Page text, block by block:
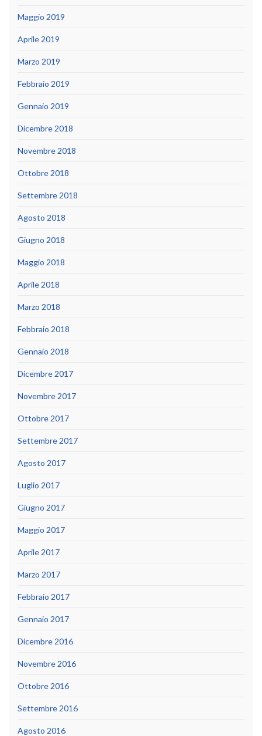
Maggio 2019
Aprile 2019
Marzo 2019
Febbraio 2019
Gennaio 2019
Dicembre 2018
Novembre 2018
Ottobre 2018
Settembre 2018
Agosto 2018
Giugno 2018
Maggio 2018
Aprile 2018
Marzo 2018
Febbraio 2018
Gennaio 2018
Dicembre 2017
Novembre 2017
Ottobre 2017
Settembre 2017
Agosto 2017
Luglio 2017
Giugno 2017
Maggio 2017
Aprile 2017
Marzo 2017
Febbraio 2017
Gennaio 2017
Dicembre 2016
Novembre 2016
Ottobre 2016
Settembre 2016
Agosto 2016